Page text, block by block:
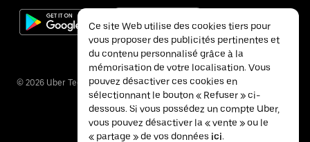
© 2026 Uber Technologies Inc.
Ce site Web utilise des cookies tiers pour
vous proposer des publicités pertinentes et
du contenu personnalisé grâce à la
mémorisation de votre localisation. Vous
pouvez désactiver ces cookies en
sélectionnant le bouton « Refuser » ci-
dessous. Si vous possédez un compte Uber,
vous pouvez désactiver la « vente » ou le
« partage » de vos données ici.